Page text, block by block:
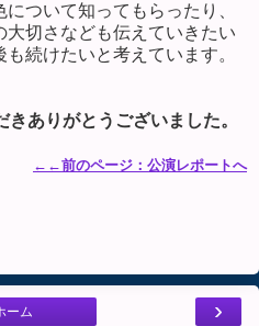
ついて知ってもらったり、
切さなども伝えていきたい
続けたいと考えています。
ありがとうございました。
←←前のページ：公演レポートへ
›
ーム